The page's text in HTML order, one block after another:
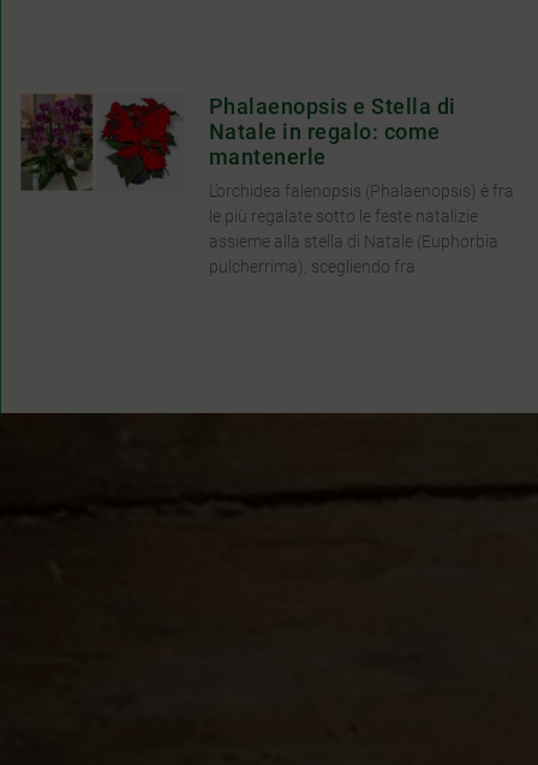
Phalaenopsis e Stella di
Natale in regalo: come
mantenerle
L’orchidea falenopsis (Phalaenopsis) è fra
le più regalate sotto le feste natalizie
assieme alla stella di Natale (Euphorbia
pulcherrima), scegliendo fra